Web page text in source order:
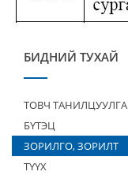
БИДНИЙ ТУХАЙ
ТОВЧ ТАНИЛЦУУЛГА
БҮТЭЦ
ЗОРИЛГО, ЗОРИЛТ
ТҮҮХ